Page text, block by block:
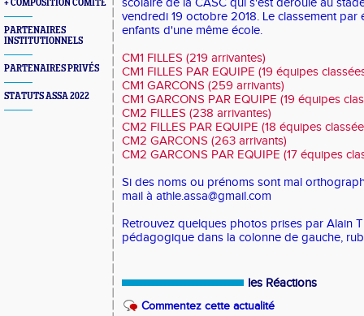
+ COMPOSITION COMITÉ
PARTENAIRES
INSTITUTIONNELS
PARTENAIRES PRIVÉS
STATUTS ASSA 2022
scolaire de la CASC qui s'est déroulé au
vendredi 19 octobre 2018. Le classement par
enfants d'une même école.
CM1 FILLES (219 arrivantes)
CM1 FILLES PAR EQUIPE (19 équipes
CM1 GARCONS (259 arrivants)
CM1 GARCONS PAR EQUIPE (19 équipes
CM2 FILLES (238 arrivantes)
CM2 FILLES PAR EQUIPE (18 équipes
CM2 GARCONS (263 arrivants)
CM2 GARCONS PAR EQUIPE (17 équipes
Si des noms ou prénoms sont mal
mail à athle.assa@gmail.com
Retrouvez quelques photos prises par Alain
pédagogique dans la colonne de gauche,
les Réactions
Commentez cette actualité